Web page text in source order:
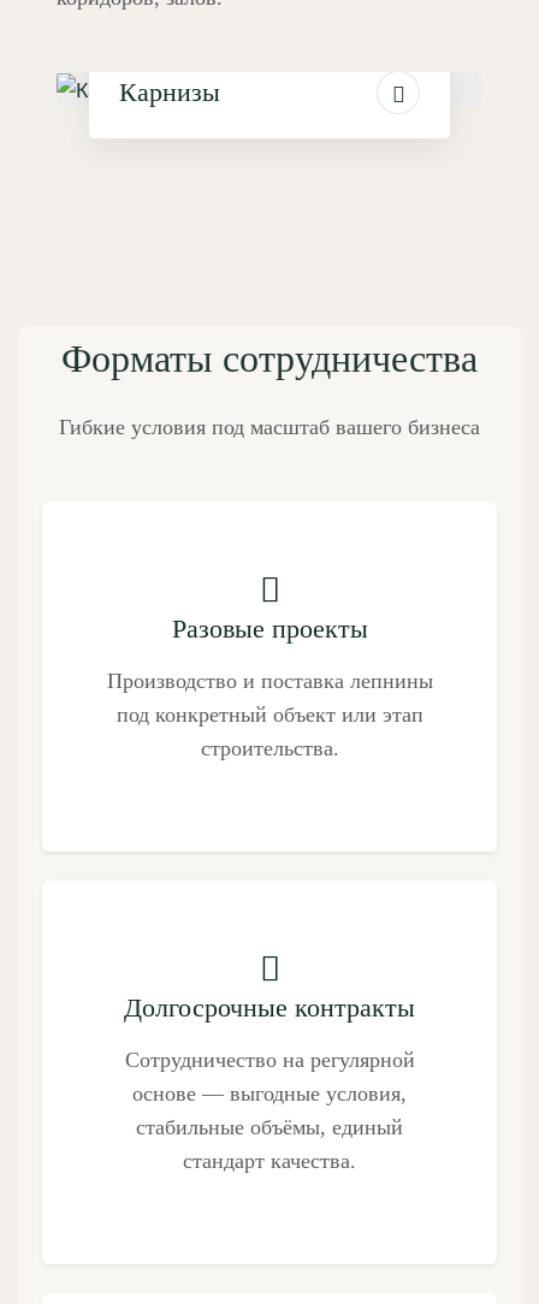
Карнизы
Форматы сотрудничества
Гибкие условия под масштаб вашего бизнеса
Разовые проекты
Производство и поставка лепнины
под конкретный объект или этап
строительства.
Долгосрочные контракты
Сотрудничество на регулярной
основе — выгодные условия,
стабильные объёмы, единый
стандарт качества.